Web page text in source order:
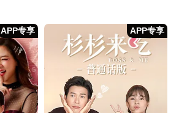
APP专享 APP专享